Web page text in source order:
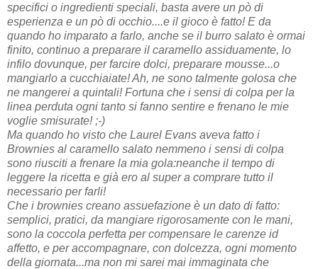
specifici o ingredienti speciali, basta avere un pò di
esperienza e un pò di occhio....e il gioco è fatto! E da
quando ho imparato a farlo, anche se il burro salato è ormai
finito, continuo a preparare il caramello assiduamente, lo
infilo dovunque, per farcire dolci, preparare mousse...o
mangiarlo a cucchiaiate! Ah, ne sono talmente golosa che
ne mangerei a quintali! Fortuna che i sensi di colpa per la
linea perduta ogni tanto si fanno sentire e frenano le mie
voglie smisurate! ;-)
Ma quando ho visto che Laurel Evans aveva fatto i
Brownies al caramello salato nemmeno i sensi di colpa
sono riusciti a frenare la mia gola:neanche il tempo di
leggere la ricetta e già ero al super a comprare tutto il
necessario per farli!
Che i brownies creano assuefazione è un dato di fatto:
semplici, pratici, da mangiare rigorosamente con le mani,
sono la coccola perfetta per compensare le carenze id
affetto, e per accompagnare, con dolcezza, ogni momento
della giornata...ma non mi sarei mai immaginata che